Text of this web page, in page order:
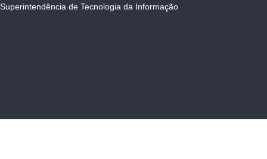
Superintendência de Tecnologia da Informação